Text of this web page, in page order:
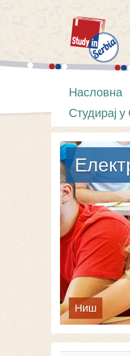
Насловна
Студирај у
Ниш